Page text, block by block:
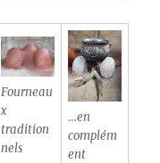
Fourneau
x
tradition
nels
…en
complém
ent